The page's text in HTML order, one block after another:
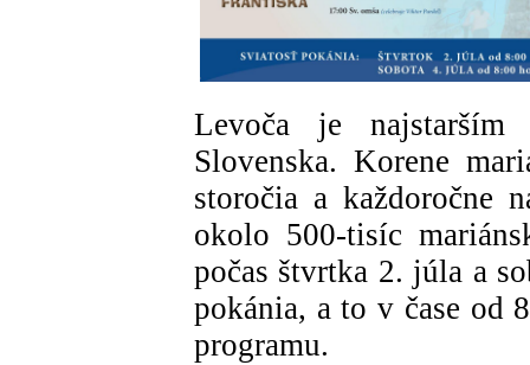
Levoča je najstarším
Slovenska. Korene
storočia a každoročne
okolo 500-tisíc
počas štvrtka 2. júla a
pokánia, a to v čase od
programu.